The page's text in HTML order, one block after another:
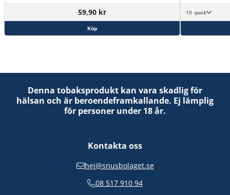
59,90 kr
Köp
10 -pack
Denna tobaksprodukt kan vara skadlig för
hälsan och är beroendeframkallande. Ej lämplig
för personer under 18 år.
Kontakta oss
hej@snusbolaget.se
08 517 910 94